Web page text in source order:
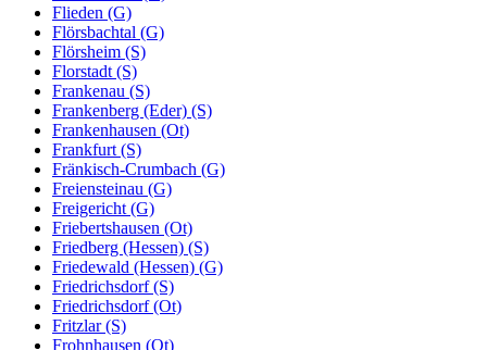
Flieden (G)
Flörsbachtal (G)
Flörsheim (S)
Florstadt (S)
Frankenau (S)
Frankenberg (Eder) (S)
Frankenhausen (Ot)
Frankfurt (S)
Fränkisch-Crumbach (G)
Freiensteinau (G)
Freigericht (G)
Friebertshausen (Ot)
Friedberg (Hessen) (S)
Friedewald (Hessen) (G)
Friedrichsdorf (S)
Friedrichsdorf (Ot)
Fritzlar (S)
Frohnhausen (Ot)